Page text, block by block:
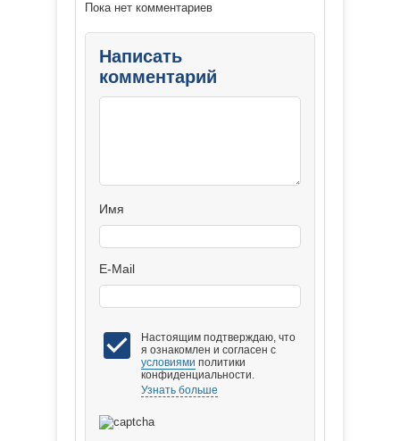
Пока нет комментариев
Написать
комментарий
Имя
E-Mail
Настоящим подтверждаю, что
я ознакомлен и согласен с
условиями политики
конфиденциальности.
Узнать больше